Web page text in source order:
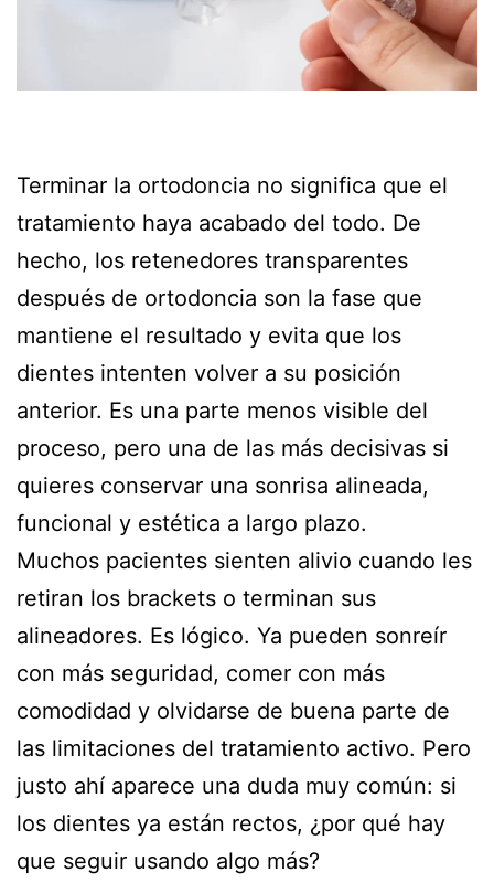
Terminar la ortodoncia no significa que el
tratamiento haya acabado del todo. De
hecho, los retenedores transparentes
después de ortodoncia son la fase que
mantiene el resultado y evita que los
dientes intenten volver a su posición
anterior. Es una parte menos visible del
proceso, pero una de las más decisivas si
quieres conservar una sonrisa alineada,
funcional y estética a largo plazo.
Muchos pacientes sienten alivio cuando les
retiran los brackets o terminan sus
alineadores. Es lógico. Ya pueden sonreír
con más seguridad, comer con más
comodidad y olvidarse de buena parte de
las limitaciones del tratamiento activo. Pero
justo ahí aparece una duda muy común: si
los dientes ya están rectos, ¿por qué hay
que seguir usando algo más?